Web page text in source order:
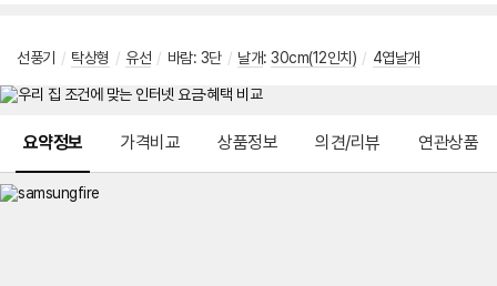
선풍기 / 탁상형 / 유선 / 바람: 3단 / 날개: 30cm(12인치) / 4엽날개
요약정보 가격비교 상품정보 의견/리뷰 연관상품